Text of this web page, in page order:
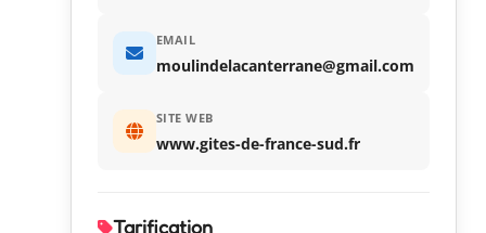
EMAIL
moulindelacanterrane@gmail.com
SITE WEB
www.gites-de-france-sud.fr
Tarification